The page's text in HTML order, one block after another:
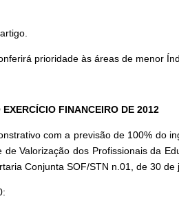
prioridade às áreas de menor
FINANCEIRO DE 2012
com a previsão de 100% do
Valorização dos Profissionais da
Conjunta SOF/STN n.01, de 30 de